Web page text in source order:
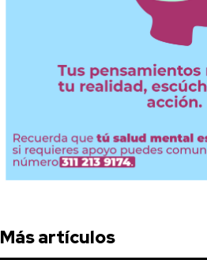
Más artículos